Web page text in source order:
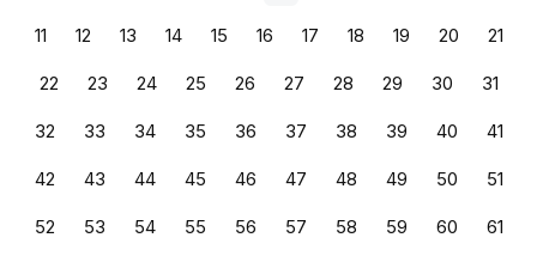
11 12 13 14 15 16 17 18 19 20 21
22 23 24 25 26 27 28 29 30 31
32 33 34 35 36 37 38 39 40 41
42 43 44 45 46 47 48 49 50 51
52 53 54 55 56 57 58 59 60 61